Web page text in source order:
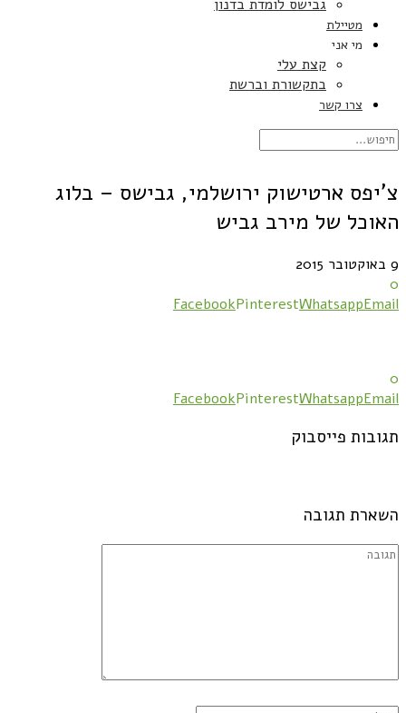
גבישס לומדת בדנון
מטיילת
מי אני
קצת עלי
בתקשורת וברשת
צרו קשר
צ'יפס ארטישוק ירושלמי, גבישס – בלוג
האוכל של מירב גביש
9 באוקטובר 2015
0
FacebookPinterestWhatsappEmail
0
FacebookPinterestWhatsappEmail
תגובות פייסבוק
השארת תגובה